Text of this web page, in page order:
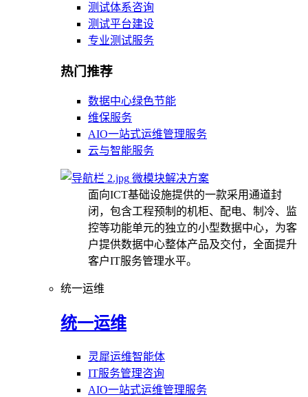
测试体系咨询
测试平台建设
专业测试服务
热门推荐
数据中心绿色节能
维保服务
AIO一站式运维管理服务
云与智能服务
微模块解决方案
面向ICT基础设施提供的一款采用通道封
闭，包含工程预制的机柜、配电、制冷、监
控等功能单元的独立的小型数据中心，为客
户提供数据中心整体产品及交付，全面提升
客户IT服务管理水平。
统一运维
统一运维
灵犀运维智能体
IT服务管理咨询
AIO一站式运维管理服务